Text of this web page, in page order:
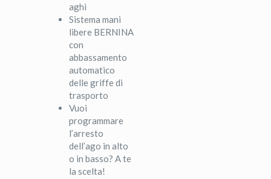
aghi
Sistema mani
libere BERNINA
con
abbassamento
automatico
delle griffe di
trasporto
Vuoi
programmare
l’arresto
dell’ago in alto
o in basso? A te
la scelta!